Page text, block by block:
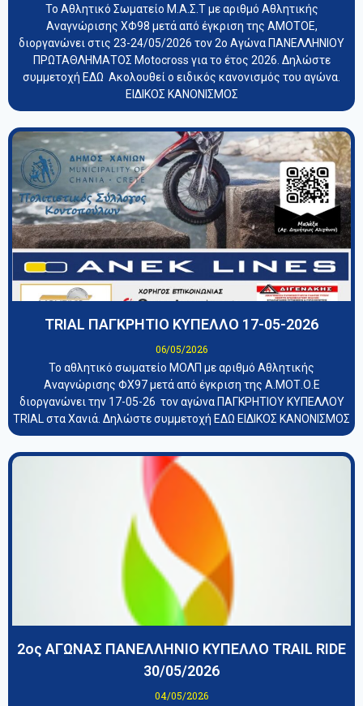
Το Αθλητικό Σωματείο Μ.Α.Σ.Τ με αριθμό Αθλητικής
Αναγνώρισης ΧΦ98 μετά από έγκριση της ΑΜΟΤΟΕ,
διοργανώνει στις 23-24/05/2026 τον 2ο Αγώνα ΠΑΝΕΛΛΗΝΙΟΥ
ΠΡΩΤΑΘΛΗΜΑΤΟΣ Motocross για το έτος 2026. Δηλώστε
συμμετοχή ΕΔΩ Ακολουθεί ο ειδικός κανονισμός του αγώνα.
ΕΙΔΙΚΟΣ ΚΑΝΟΝΙΣΜΟΣ
TRIAL ΠΑΓΚΡΗΤΙΟ ΚΥΠΕΛΛΟ 17-05-2026
06/05/2026
Το αθλητικό σωματείο ΜΟΛΠ με αριθμό Αθλητικής
Αναγνώρισης ΦΧ97 μετά από έγκριση της Α.ΜΟΤ.Ο.Ε
διοργανώνει την 17-05-26 τον αγώνα ΠΑΓΚΡΗΤΙΟΥ ΚΥΠΕΛΛΟΥ
TRIAL στα Χανιά. Δηλώστε συμμετοχή ΕΔΩ ΕΙΔΙΚΟΣ ΚΑΝΟΝΙΣΜΟΣ
2ος ΑΓΩΝΑΣ ΠΑΝΕΛΛΗΝΙΟ ΚΥΠΕΛΛΟ TRAIL RIDE
30/05/2026
04/05/2026